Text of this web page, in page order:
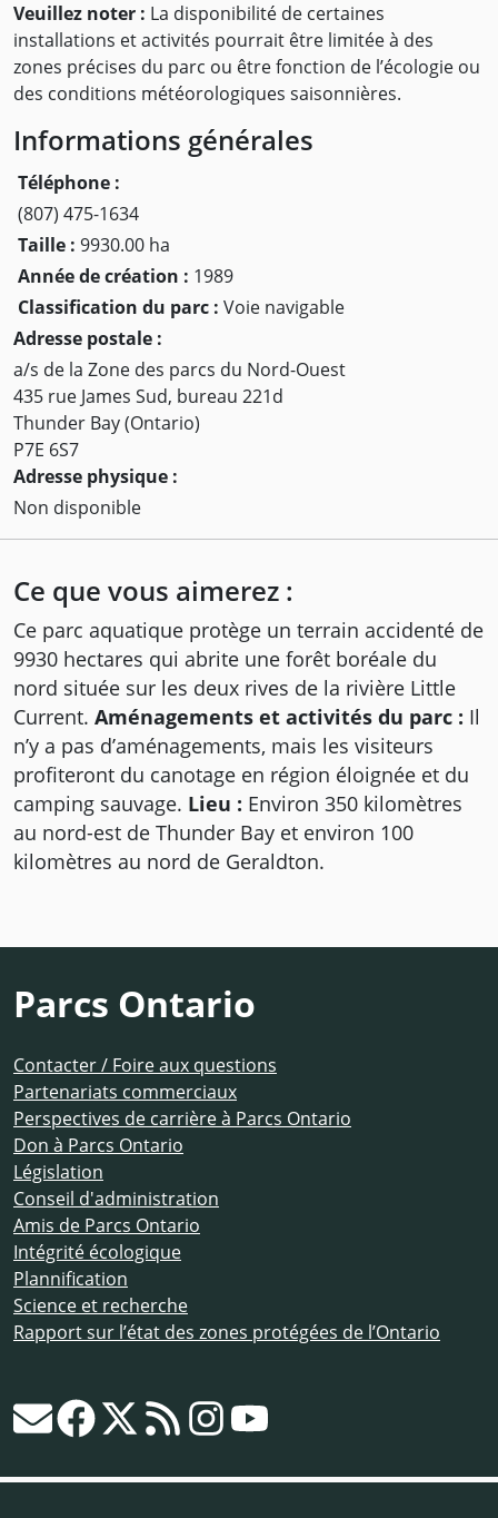
Veuillez noter : La disponibilité de certaines
installations et activités pourrait être limitée à des
zones précises du parc ou être fonction de l’écologie ou
des conditions météorologiques saisonnières.
Informations générales
Téléphone :
(807) 475-1634
Taille : 9930.00 ha
Année de création : 1989
Classification du parc : Voie navigable
Adresse postale :
a/s de la Zone des parcs du Nord-Ouest
435 rue James Sud, bureau 221d
Thunder Bay (Ontario)
P7E 6S7
Adresse physique :
Non disponible
Ce que vous aimerez :
Ce parc aquatique protège un terrain accidenté de
9930 hectares qui abrite une forêt boréale du
nord située sur les deux rives de la rivière Little
Current. Aménagements et activités du parc : Il
n’y a pas d’aménagements, mais les visiteurs
profiteront du canotage en région éloignée et du
camping sauvage. Lieu : Environ 350 kilomètres
au nord-est de Thunder Bay et environ 100
kilomètres au nord de Geraldton.
Parcs Ontario
Contacter / Foire aux questions
Partenariats commerciaux
Perspectives de carrière à Parcs Ontario
Don à Parcs Ontario
Législation
Conseil d'administration
Amis de Parcs Ontario
Intégrité écologique
Plannification
Science et recherche
Rapport sur l’état des zones protégées de l’Ontario